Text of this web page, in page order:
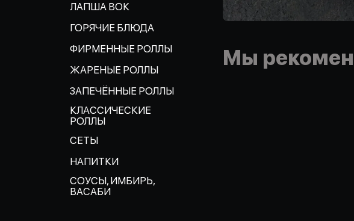
ЛАПША ВОК
ГОРЯЧИЕ БЛЮДА
ФИРМЕННЫЕ РОЛЛЫ
ЖАРЕНЫЕ РОЛЛЫ
ЗАПЕЧЁННЫЕ РОЛЛЫ
КЛАССИЧЕСКИЕ
РОЛЛЫ
СЕТЫ
НАПИТКИ
СОУСЫ, ИМБИРЬ,
ВАСАБИ
Мы